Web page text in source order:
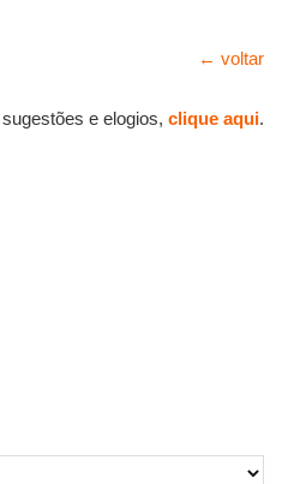
← voltar
e elogios, clique aqui.